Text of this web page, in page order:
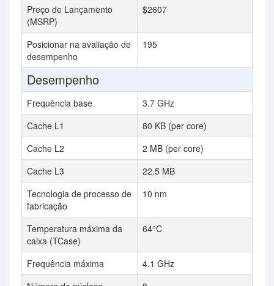
Preço de Lançamento
(MSRP)
$2607
Posicionar na avaliação de
desempenho
195
Desempenho
Frequência base
3.7 GHz
Cache L1
80 KB (per core)
Cache L2
2 MB (per core)
Cache L3
22.5 MB
Tecnologia de processo de
fabricação
10 nm
Temperatura máxima da
caixa (TCase)
64°C
Frequência máxima
4.1 GHz